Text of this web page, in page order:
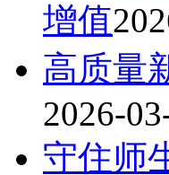
增值
高质量
2026-
守住师